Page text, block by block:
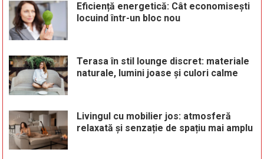
Eficiență energetică: Cât economisești
locuind într-un bloc nou
Terasa în stil lounge discret: materiale
naturale, lumini joase și culori calme
Livingul cu mobilier jos: atmosferă
relaxată și senzație de spațiu mai amplu